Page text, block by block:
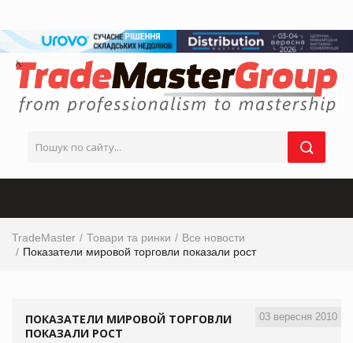
TradeMaster Товари та ринки
Все новости
Показатели мировой торговли показали рост
03 вересня 2010
ПОКАЗАТЕЛИ МИРОВОЙ ТОРГОВЛИ
ПОКАЗАЛИ РОСТ